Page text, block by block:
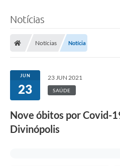
Notícias
Notícias Notícia
JUN
23
23 JUN 2021
SAÚDE
Nove óbitos por Covid-
Divinópolis